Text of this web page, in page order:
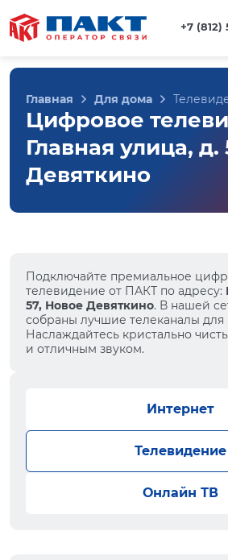
+7 (812)
Главная Для дома
Цифровое
Главная улица, д.
Девяткино
Подключайте премиальное
телевидение от ПАКТ по адресу:
57, Новое Девяткино. В нашей
собраны лучшие телеканалы для
Наслаждайтесь кристально
и отличным звуком.
Интернет
Телевидение
Онлайн ТВ